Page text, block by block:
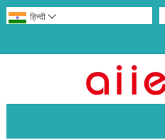
हिन्दी 